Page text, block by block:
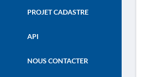
PROJET CADASTRE
API
NOUS CONTACTER